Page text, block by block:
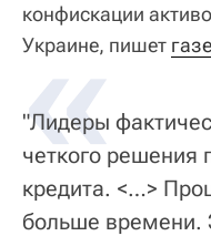
конфискации
Украине, пишет
«
"Лидеры
четкого решения
кредита. <…>
больше времени.